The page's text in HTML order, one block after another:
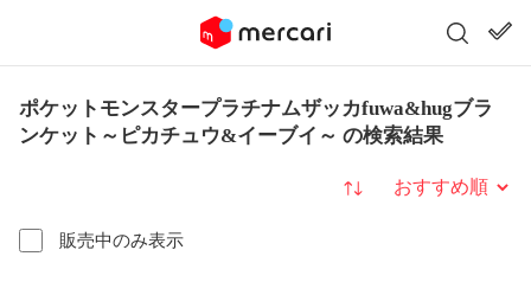
ポケットモンスタープラチナムザッカfuwa&hugブラ
ンケット～ピカチュウ&イーブイ～ の検索結果
販売中のみ表示
並び替え